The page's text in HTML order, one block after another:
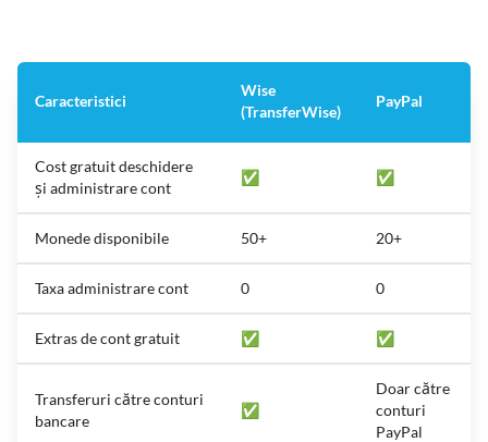
Caracteristici
Wise
(TransferWise)
PayPal
Cost gratuit deschidere
și administrare cont
✅ ✅
Monede disponibile 50+ 20+
Taxa administrare cont 0 0
Extras de cont gratuit ✅ ✅
Transferuri către conturi
bancare
✅
Doar către
conturi
PayPal